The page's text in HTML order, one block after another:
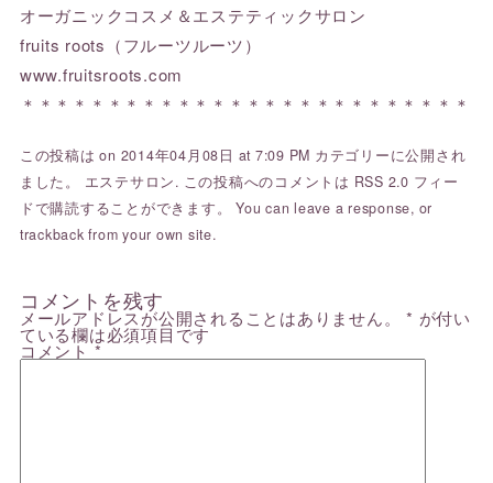
オーガニックコスメ＆エステティックサロン
fruits roots（フルーツルーツ）
www.fruitsroots.com
＊＊＊＊＊＊＊＊＊＊＊＊＊＊＊＊＊＊＊＊＊＊＊＊＊＊
この投稿は on 2014年04月08日 at 7:09 PM カテゴリーに公開され
ました。 エステサロン. この投稿へのコメントは RSS 2.0 フィー
ドで購読することができます。 You canleave a response, or
trackback from your own site.
コメントを残す
メールアドレスが公開されることはありません。 * が付い
ている欄は必須項目です
コメント*